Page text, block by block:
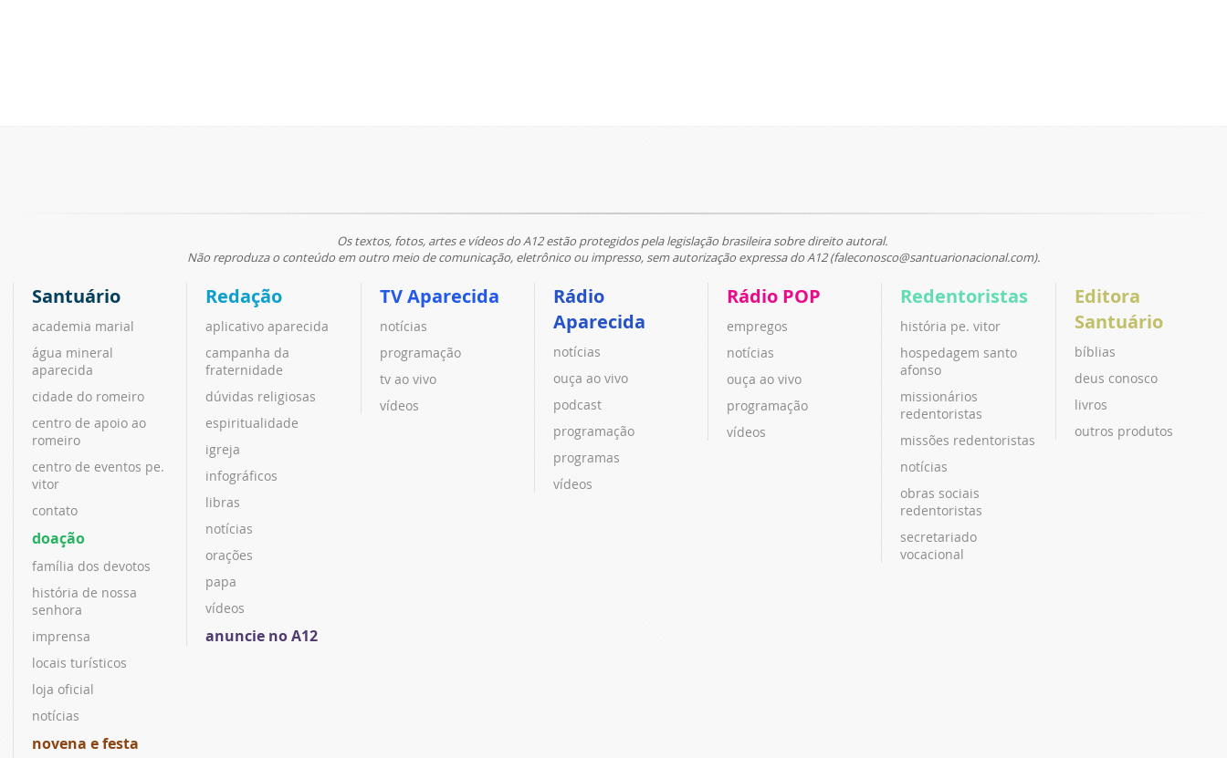
Os textos, fotos, artes e vídeos do A12 estão protegidos pela legislação brasileira sobre direito autoral.
Não reproduza o conteúdo em outro meio de comunicação, eletrônico ou impresso, sem autorização expressa do A12 (faleconosco@santuarionacional.com).
Santuário
academia marial
água mineral
aparecida
cidade do romeiro
centro de apoio ao
romeiro
centro de eventos pe.
vitor
contato
doação
família dos devotos
história de nossa
senhora
imprensa
locais turísticos
loja oficial
notícias
novena e festa
Redação
aplicativo aparecida
campanha da
fraternidade
dúvidas religiosas
espiritualidade
igreja
infográficos
libras
notícias
orações
papa
vídeos
anuncie no A12
TV Aparecida
notícias
programação
tv ao vivo
vídeos
Rádio
Aparecida
notícias
ouça ao vivo
podcast
programação
programas
vídeos
Rádio POP
empregos
notícias
ouça ao vivo
programação
vídeos
Redentoristas
história pe. vitor
hospedagem santo
afonso
missionários
redentoristas
missões redentoristas
notícias
obras sociais
redentoristas
secretariado
vocacional
Editora
Santuário
bíblias
deus conosco
livros
outros produtos